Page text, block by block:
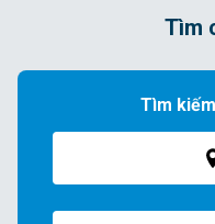
Tìm
Tìm